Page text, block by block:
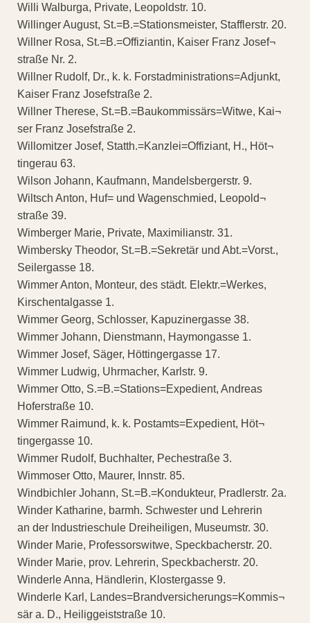
Willi Walburga, Private, Leopoldstr. 10.
Willinger August, St.=B.=Stationsmeister, Stafflerstr. 20.
Willner Rosa, St.=B.=Offiziantin, Kaiser Franz Josef¬
straße Nr. 2.
Willner Rudolf, Dr., k. k. Forstadministrations=Adjunkt,
Kaiser Franz Josefstraße 2.
Willner Therese, St.=B.=Baukommissärs=Witwe, Kai¬
ser Franz Josefstraße 2.
Willomitzer Josef, Statth.=Kanzlei=Offiziant, H., Höt¬
tingerau 63.
Wilson Johann, Kaufmann, Mandelsbergerstr. 9.
Wiltsch Anton, Huf= und Wagenschmied, Leopold¬
straße 39.
Wimberger Marie, Private, Maximilianstr. 31.
Wimbersky Theodor, St.=B.=Sekretär und Abt.=Vorst.,
Seilergasse 18.
Wimmer Anton, Monteur, des städt. Elektr.=Werkes,
Kirschentalgasse 1.
Wimmer Georg, Schlosser, Kapuzinergasse 38.
Wimmer Johann, Dienstmann, Haymongasse 1.
Wimmer Josef, Säger, Höttingergasse 17.
Wimmer Ludwig, Uhrmacher, Karlstr. 9.
Wimmer Otto, S.=B.=Stations=Expedient, Andreas
Hoferstraße 10.
Wimmer Raimund, k. k. Postamts=Expedient, Höt¬
tingergasse 10.
Wimmer Rudolf, Buchhalter, Pechestraße 3.
Wimmoser Otto, Maurer, Innstr. 85.
Windbichler Johann, St.=B.=Kondukteur, Pradlerstr. 2a.
Winder Katharine, barmh. Schwester und Lehrerin
an der Industrieschule Dreiheiligen, Museumstr. 30.
Winder Marie, Professorswitwe, Speckbacherstr. 20.
Winder Marie, prov. Lehrerin, Speckbacherstr. 20.
Winderle Anna, Händlerin, Klostergasse 9.
Winderle Karl, Landes=Brandversicherungs=Kommis¬
sär a. D., Heiliggeiststraße 10.